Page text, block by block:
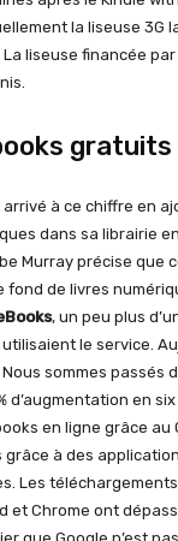
la liseuse 3G
liseuse financée
gratuits
arrivé à ce chiffre en
dans sa librairie
Murray précise que
fond de livres
, un peu plus
le service.
sommes passés
d’augmentation en
en ligne grâce au
à des
Les téléchargements
et Chrome ont